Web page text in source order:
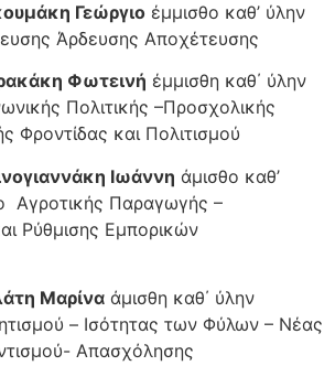
Γεώργιο έμμισθο καθ’ ύλην
Άρδευσης Αποχέτευσης
Φωτεινή έμμισθη καθ΄ ύλην
Πολιτικής –Προσχολικής
Φροντίδας και Πολιτισμού
Ιωάννη άμισθο καθ’
Αγροτικής Παραγωγής –
Ρύθμισης Εμπορικών
Μαρίνα άμισθη καθ΄ ύλην
– Ισότητας των Φύλων – Νέας
Απασχόλησης